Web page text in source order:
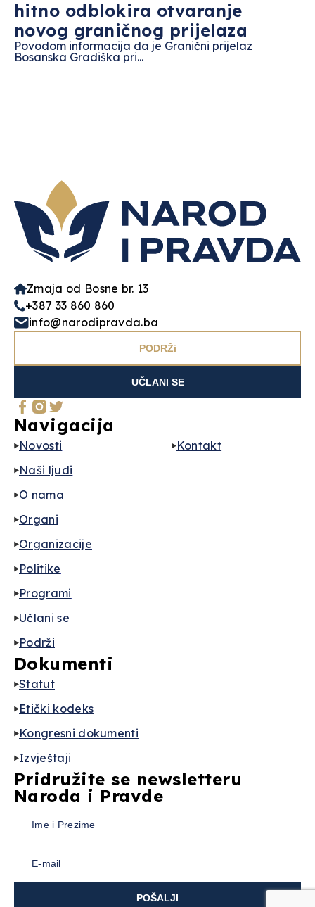
hitno odblokira otvaranje
novog graničnog prijelaza
Povodom informacija da je Granični prijelaz
Bosanska Gradiška pri...
Zmaja od Bosne br. 13
+387 33 860 860
info@narodipravda.ba
PODRŽi
UČLANI SE
Navigacija
Novosti
Naši ljudi
O nama
Organi
Organizacije
Politike
Programi
Učlani se
Podrži
Kontakt
Dokumenti
Statut
Etički kodeks
Kongresni dokumenti
Izvještaji
Pridružite se newsletteru
Naroda i Pravde
POŠALJI